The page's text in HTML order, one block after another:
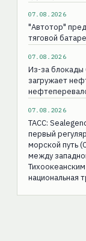
07.08.2026
"Автотор"
тяговой
07.08.2026
Из-за
загружает
07.08.2026
ТАСС:
первый
морской путь
между
национальная